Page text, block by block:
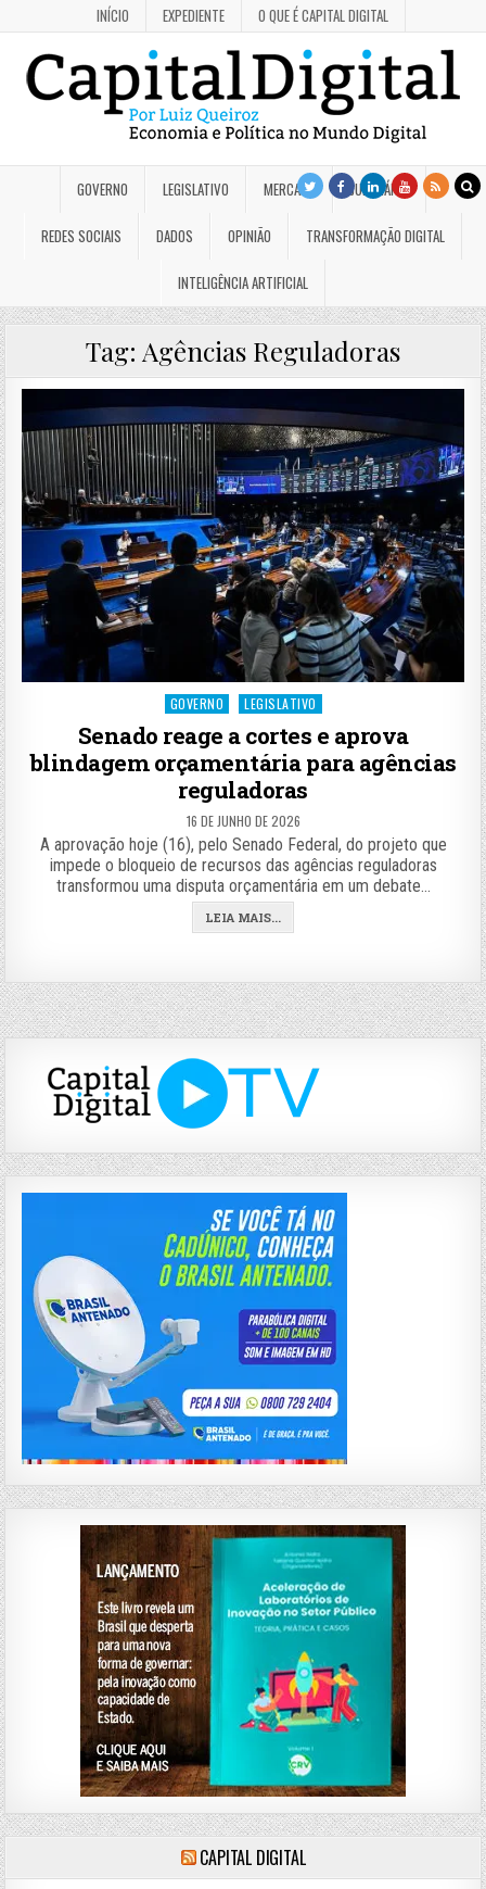
INÍCIO EXPEDIENTE O QUE É CAPITAL DIGITAL
GOVERNO LEGISLATIVO MERCADO JUDICIÁRIO
REDES SOCIAIS DADOS OPINIÃO TRANSFORMAÇÃO DIGITAL
INTELIGÊNCIA ARTIFICIAL
Tag: Agências Reguladoras
Posted
GOVERNO LEGISLATIVO
Senado reage a cortes e aprova
blindagem orçamentária para agências
reguladoras
16 DE JUNHO DE 2026
A aprovação hoje (16), pelo Senado Federal, do projeto que
impede o bloqueio de recursos das agências reguladoras
transformou uma disputa orçamentária em um debate…
LEIA MAIS...
CAPITAL DIGITAL